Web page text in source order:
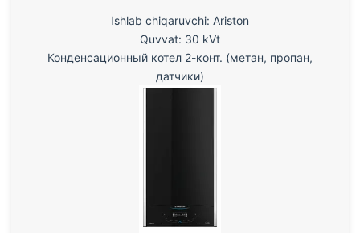
Ishlab chiqaruvchi: Ariston
Quvvat: 30 kVt
Конденсационный котел 2-конт. (метан, пропан,
датчики)